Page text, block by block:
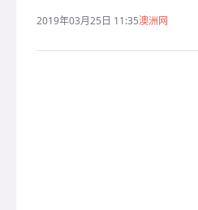
2019年03月25日 11:35澳洲网